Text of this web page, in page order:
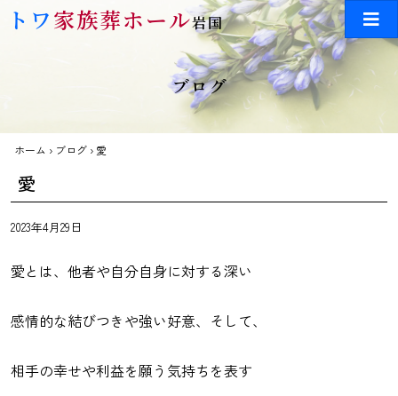
Skip to main content
トワ家族葬ホール岩国
ブログ
ホーム › ブログ › 愛
愛
2023年4月29日
愛とは、他者や自分自身に対する深い
感情的な結びつきや強い好意、そして、
相手の幸せや利益を願う気持ちを表す